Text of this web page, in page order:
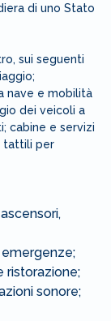
di uno Stato
sui seguenti
nave e mobilità
dei veicoli a
cabine e servizi
tattili per
ristorazione;
sonore;